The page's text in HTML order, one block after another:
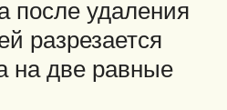
после удаления
разрезается
на две равные